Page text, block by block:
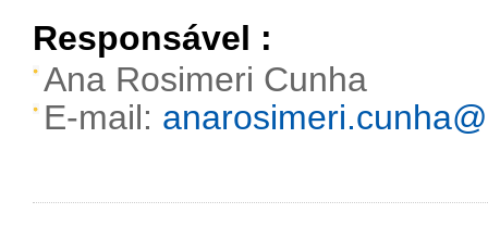
Responsável :
Ana Rosimeri Cunha
E-mail: